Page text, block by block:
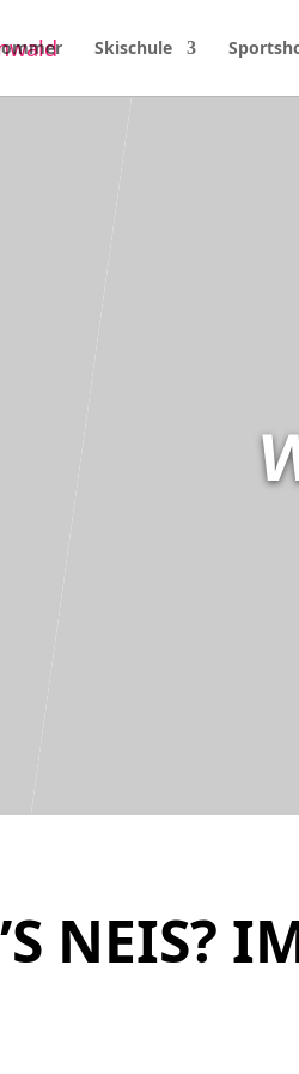
Skischule
NEIS?